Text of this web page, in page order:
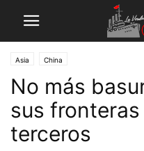
Asia China
No más
sus
terceros